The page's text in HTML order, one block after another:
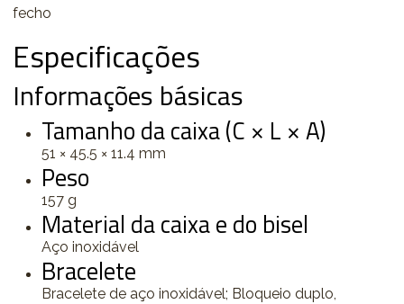
fecho
Especificações
Informações básicas
Tamanho da caixa (C × L × A)
51 × 45.5 × 11.4 mm
Peso
157 g
Material da caixa e do bisel
Aço inoxidável
Bracelete
Bracelete de aço inoxidável; Bloqueio duplo,